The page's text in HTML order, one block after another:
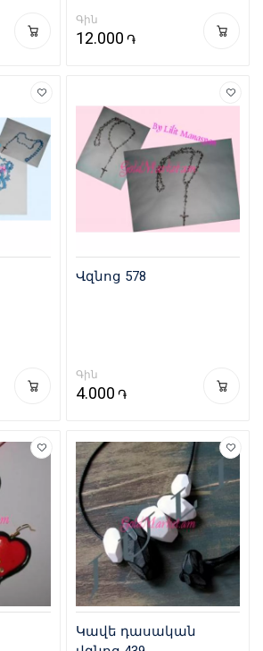
Գին
12.000 ֏
Վզնոց 578
Գին
4.000 ֏
Կավե դասական